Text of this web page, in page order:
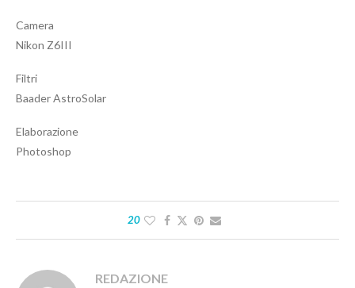
Camera
Nikon Z6III
Filtri
Baader AstroSolar
Elaborazione
Photoshop
20
REDAZIONE